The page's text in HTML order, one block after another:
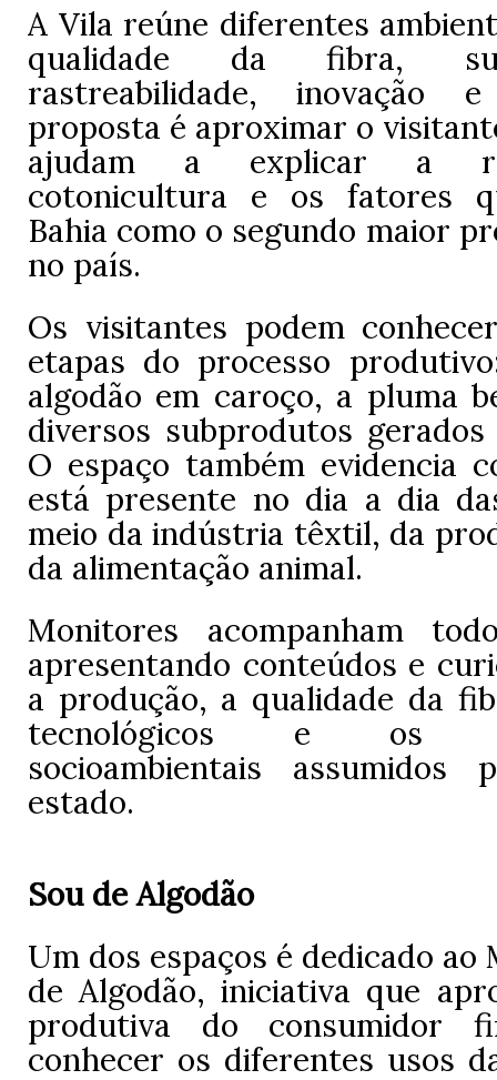
A Vila reúne diferentes
qualidade da fibra,
rastreabilidade, inovação
proposta é aproximar o
ajudam a explicar a
cotonicultura e os fatores
Bahia como o segundo maior
no país.
Os visitantes podem
etapas do processo
algodão em caroço, a pluma
diversos subprodutos
O espaço também evidencia
está presente no dia a dia
meio da indústria têxtil, da
da alimentação animal.
Monitores acompanham
apresentando conteúdos e
a produção, a qualidade da
tecnológicos e os
socioambientais
estado.
Sou de Algodão
Um dos espaços é dedicado ao
de Algodão, iniciativa que
produtiva do consumidor
conhecer os diferentes usos